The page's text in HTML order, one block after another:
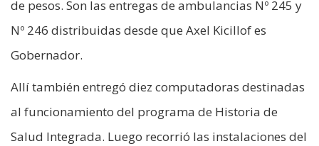
de pesos. Son las entregas de ambulancias Nº 245 y
Nº 246 distribuidas desde que Axel Kicillof es
Gobernador.
Allí también entregó diez computadoras destinadas
al funcionamiento del programa de Historia de
Salud Integrada. Luego recorrió las instalaciones del